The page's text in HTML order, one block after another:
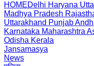
HOMEDelhi Haryana
Madhya Pradesh
Uttarakhand Punjab
Karnataka Maharashtra
Odisha Kerala
Jansamasya
News